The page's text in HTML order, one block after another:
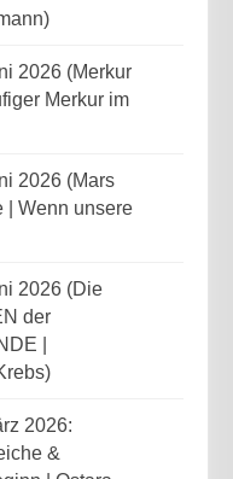
2026 (Merkur
Merkur im
2026 (Mars
| Wenn unsere
2026 (Die
der
|
2026:
&